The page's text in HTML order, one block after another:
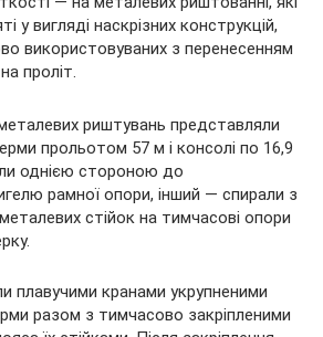
у вигляді наскрізних конструкцій,
використовуваних з перенесенням
проліт.
металевих риштувань представляли
прольотом 57 м і консолі по 16,9
однією стороною до
рамної опори, інший — спирали з
стійок на тимчасові опори
плавучими кранами укрупненими
разом з тимчасово закріпленими